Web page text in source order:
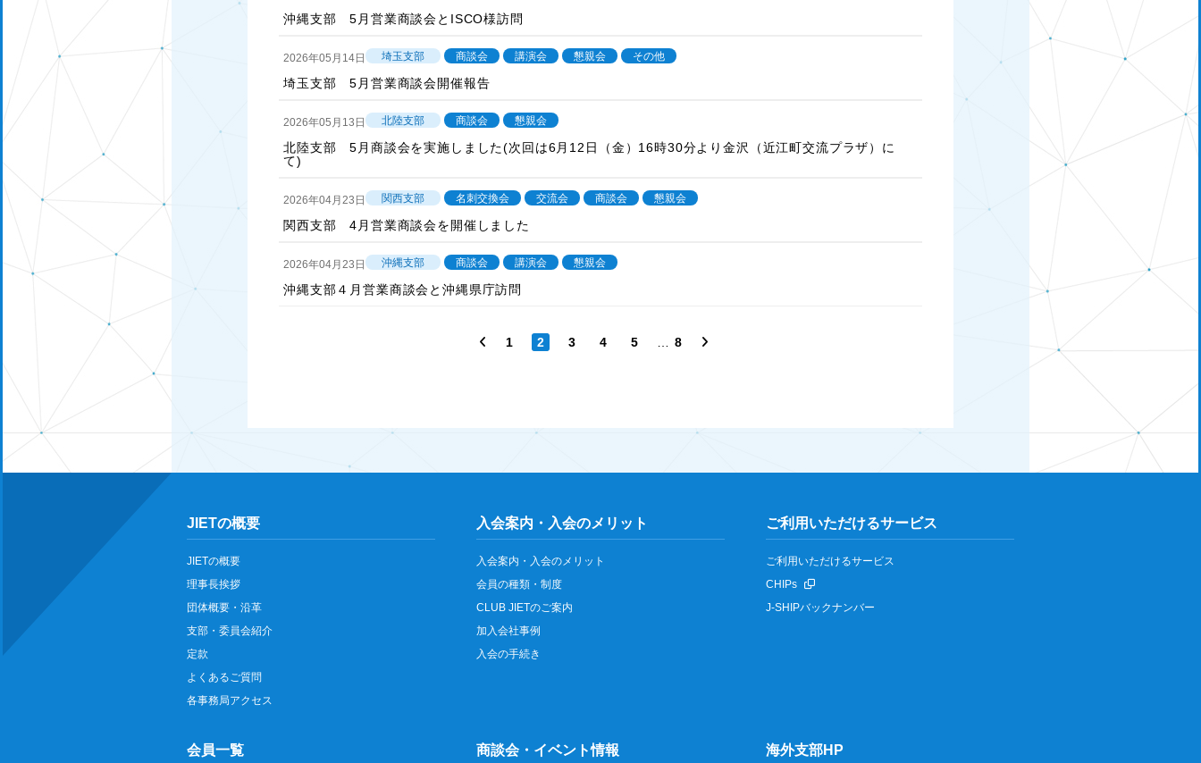
沖縄支部 5月営業商談会とISCO様訪問
2026年05月14日 埼玉支部 商談会 講演会 懇親会 その他
埼玉支部 5月営業商談会開催報告
2026年05月13日 北陸支部 商談会 懇親会
北陸支部 5月商談会を実施しました(次回は6月12日（金）16時30分より金沢（近江町交流プラザ）に
て)
2026年04月23日 関西支部 名刺交換会 交流会 商談会 懇親会
関西支部 4月営業商談会を開催しました
2026年04月23日 沖縄支部 商談会 講演会 懇親会
沖縄支部４月営業商談会と沖縄県庁訪問
1 2 3 4 5 8
JIETの概要
JIETの概要
理事長挨拶
団体概要・沿革
支部・委員会紹介
定款
よくあるご質問
各事務局アクセス
入会案内・入会のメリット
入会案内・入会のメリット
会員の種類・制度
CLUB JIETのご案内
加入会社事例
入会の手続き
ご利用いただけるサービス
ご利用いただけるサービス
CHIPs
J-SHIPバックナンバー
会員一覧 商談会・イベント情報 海外支部HP